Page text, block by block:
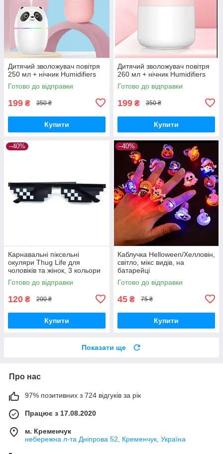
Дитячий зволожувач повітря
250 мл + нічник Humidifiers
Готово до відправки
199 ₴ 350 ₴
Купити
Дитячий зволожувач повітря
260 мл + нічник Humidifiers
Готово до відправки
199 ₴ 350 ₴
Купити
–40%
Карнавальні піксельні
окуляри Thug Life для
чоловіків та жінок, 3 кольори
Готово до відправки
120 ₴ 200 ₴
Купити
–40%
Каблучка Helloween/Хелловін,
світло, мікс видів, на
батарейці
Готово до відправки
45 ₴ 75 ₴
Купити
Показати ще
Про нас
97% позитивних з 724 відгуків за рік
Працює з 17.08.2020
м. Кременчук
небережна л-та Дніпрова 52, Кременчук, Україна